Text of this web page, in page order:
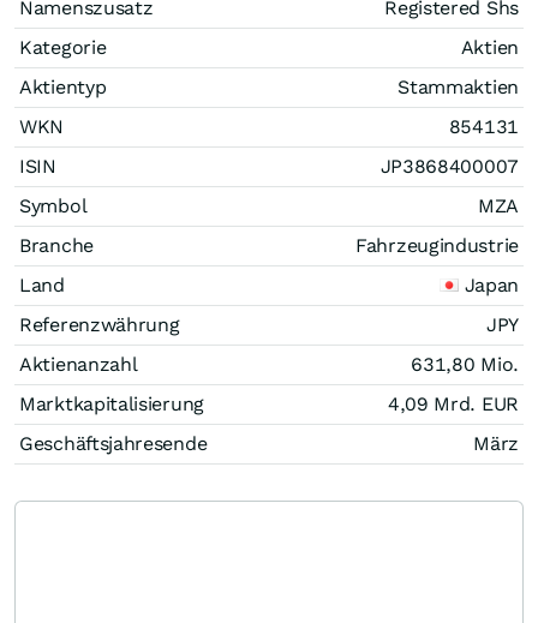
Namenszusatz
Registered Shs
Kategorie
Aktien
Aktientyp
Stammaktien
WKN
854131
ISIN
JP3868400007
Symbol
MZA
Branche
Fahrzeugindustrie
Land
Japan
Referenzwährung
JPY
Aktienanzahl
631,80 Mio.
Marktkapitalisierung
4,09 Mrd. EUR
Geschäftsjahresende
März